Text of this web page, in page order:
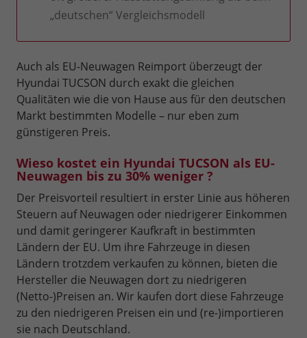
„deutschen“ Vergleichsmodell
Auch als EU-Neuwagen Reimport überzeugt der
Hyundai TUCSON durch exakt die gleichen
Qualitäten wie die von Hause aus für den deutschen
Markt bestimmten Modelle – nur eben zum
günstigeren Preis.
Wieso kostet ein Hyundai TUCSON als EU-
Neuwagen bis zu 30% weniger ?
Der Preisvorteil resultiert in erster Linie aus höheren
Steuern auf Neuwagen oder niedrigerer Einkommen
und damit geringerer Kaufkraft in bestimmten
Ländern der EU. Um ihre Fahrzeuge in diesen
Ländern trotzdem verkaufen zu können, bieten die
Hersteller die Neuwagen dort zu niedrigeren
(Netto-)Preisen an. Wir kaufen dort diese Fahrzeuge
zu den niedrigeren Preisen ein und (re-)importieren
sie nach Deutschland.